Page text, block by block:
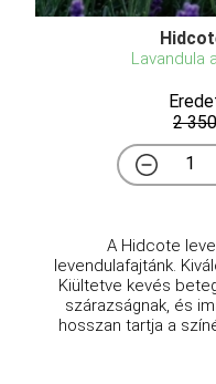
Lavandula
2
A Hidcote
levendulafajtánk.
Kiültetve kevés
szárazságnak, és
hosszan tartja a